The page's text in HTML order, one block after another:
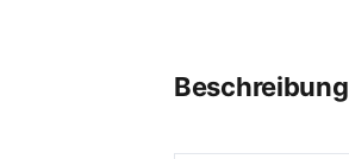
Beschreibung